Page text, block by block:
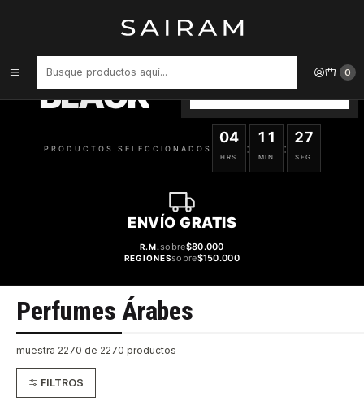
0
BLACK VER OFERTAS
PRODUCTOS SELECCIONADOS
04
HRS
:
11
MIN
:
27
SEG
ENVÍO GRATIS
R.M.sobre$80.000
REGIONESsobre$150.000
Perfumes Árabes
muestra 2270 de 2270 productos
FILTROS